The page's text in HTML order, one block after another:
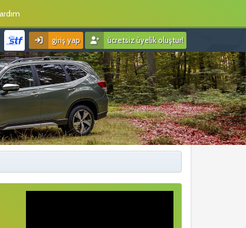
giriş yap ücretsiz üyelik oluştur!